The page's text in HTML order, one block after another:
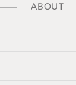
ABOUT